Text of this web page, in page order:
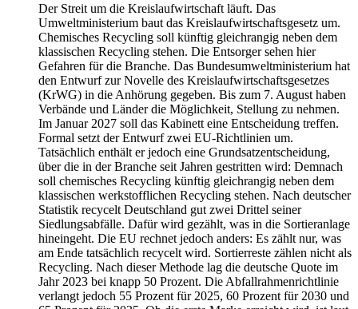
Der Streit um die Kreislaufwirtschaft läuft. Das
Umweltministerium baut das Kreislaufwirtschaftsgesetz um.
Chemisches Recycling soll künftig gleichrangig neben dem
klassischen Recycling stehen. Die Entsorger sehen hier
Gefahren für die Branche. Das Bundesumweltministerium hat
den Entwurf zur Novelle des Kreislaufwirtschaftsgesetzes
(KrWG) in die Anhörung gegeben. Bis zum 7. August haben
Verbände und Länder die Möglichkeit, Stellung zu nehmen.
Im Januar 2027 soll das Kabinett eine Entscheidung treffen.
Formal setzt der Entwurf zwei EU-Richtlinien um.
Tatsächlich enthält er jedoch eine Grundsatzentscheidung,
über die in der Branche seit Jahren gestritten wird: Demnach
soll chemisches Recycling künftig gleichrangig neben dem
klassischen werkstofflichen Recycling stehen. Nach deutscher
Statistik recycelt Deutschland gut zwei Drittel seiner
Siedlungsabfälle. Dafür wird gezählt, was in die Sortieranlage
hineingeht. Die EU rechnet jedoch anders: Es zählt nur, was
am Ende tatsächlich recycelt wird. Sortierreste zählen nicht als
Recycling. Nach dieser Methode lag die deutsche Quote im
Jahr 2023 bei knapp 50 Prozent. Die Abfallrahmenrichtlinie
verlangt jedoch 55 Prozent für 2025, 60 Prozent für 2030 und